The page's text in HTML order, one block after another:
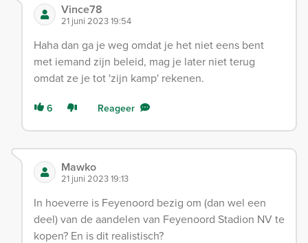
Vince78
21 juni 2023 19:54
Haha dan ga je weg omdat je het niet eens bent
met iemand zijn beleid, mag je later niet terug
omdat ze je tot 'zijn kamp' rekenen.
6 Reageer
Mawko
21 juni 2023 19:13
In hoeverre is Feyenoord bezig om (dan wel een
deel) van de aandelen van Feyenoord Stadion NV te
kopen? En is dit realistisch?